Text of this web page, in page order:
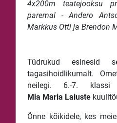
4x200m teatejooksu
paremal - Andero
Markkus Otti ja Brendon
Tüdrukud esinesid
tagasihoidlikumalt.
neilegi. 6.-7. klassi
Mia Maria Laiuste
Õnne kõikidele, kes